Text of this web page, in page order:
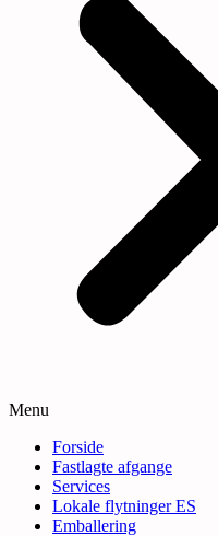
Menu
Forside
Fastlagte afgange
Services
Lokale flytninger ES
Emballering